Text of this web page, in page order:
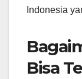
Indonesia
Bisa